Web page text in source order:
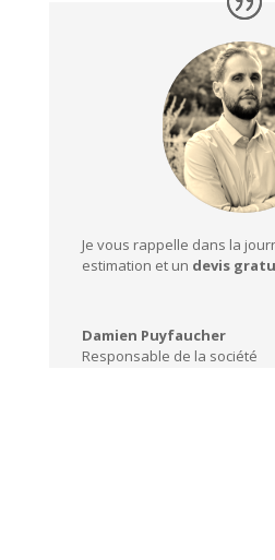
Je vous rappelle dans la
estimation et un devis
Damien Puyfaucher
Responsable de la société